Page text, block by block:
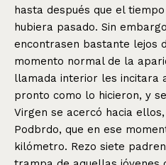
hasta después que el
hubiera pasado. Sin
encontrasen bastante lejos
momento normal de la
llamada interior les incitara
pronto como lo hicieron, y
Virgen se acercó hacia
Podbrdo, que en ese
kilómetro. Rezo siete